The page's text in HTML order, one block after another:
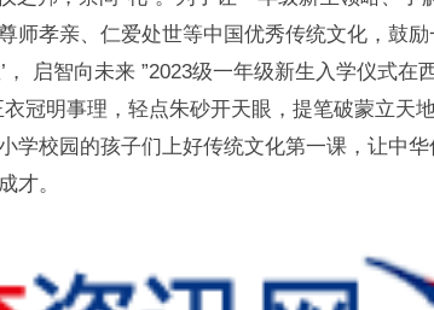
师孝亲、仁爱处世等中国优秀传统文化，鼓励
， 启智向未来 ”2023级一年级新生入学仪式在
冠明事理，轻点朱砂开天眼，提笔破蒙立天地
学校园的孩子们上好传统文化第一课，让中
才。